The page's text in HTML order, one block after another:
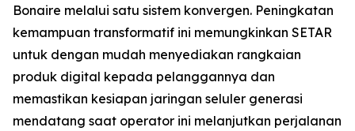
Bonaire melalui satu sistem konvergen. Peningkatan
kemampuan transformatif ini memungkinkan SETAR
untuk dengan mudah menyediakan rangkaian
produk digital kepada pelanggannya dan
memastikan kesiapan jaringan seluler generasi
mendatang saat operator ini melanjutkan perjalanan